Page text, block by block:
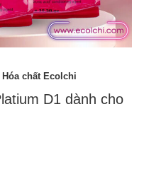
Hóa chất Ecolchi
D1 dành cho